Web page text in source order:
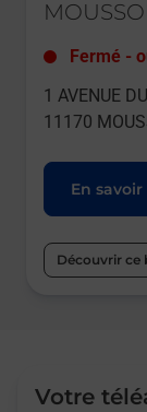
Fermé -
1 AVENUE
11170
En
Découvrir ce
Votre